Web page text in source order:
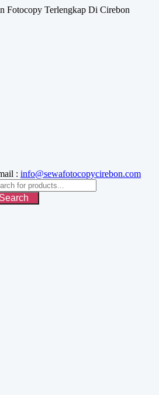
Fotocopy Terlengkap Di Cirebon
: info@sewafotocopycirebon.com
Search